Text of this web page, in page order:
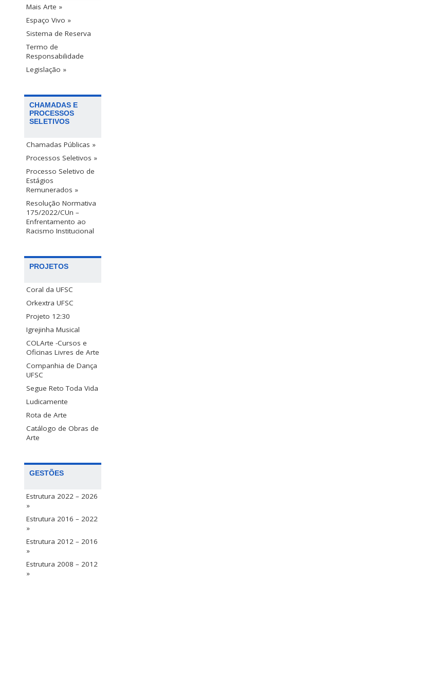
Mais Arte »
Espaço Vivo »
Sistema de Reserva
Termo de
Responsabilidade
Legislação »
CHAMADAS E
PROCESSOS
SELETIVOS
Chamadas Públicas »
Processos Seletivos »
Processo Seletivo de
Estágios
Remunerados »
Resolução Normativa
175/2022/CUn –
Enfrentamento ao
Racismo Institucional
PROJETOS
Coral da UFSC
Orkextra UFSC
Projeto 12:30
Igrejinha Musical
COLArte -Cursos e
Oficinas Livres de Arte
Companhia de Dança
UFSC
Segue Reto Toda Vida
Ludicamente
Rota de Arte
Catálogo de Obras de
Arte
GESTÕES
Estrutura 2022 – 2026
»
Estrutura 2016 – 2022
»
Estrutura 2012 – 2016
»
Estrutura 2008 – 2012
»